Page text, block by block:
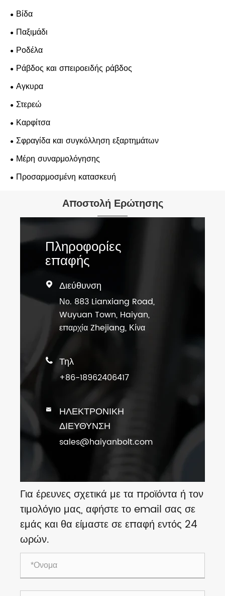
Βίδα
Παξιμάδι
Ροδέλα
Ράβδος και σπειροειδής ράβδος
Αγκυρα
Στερεώ
Καρφίτσα
Σφραγίδα και συγκόλληση εξαρτημάτων
Μέρη συναρμολόγησης
Προσαρμοσμένη κατασκευή
Αποστολή Ερώτησης
Πληροφορίες
επαφής
 Διεύθυνση
Νο. 883 Lianxiang Road,
Wuyuan Town, Haiyan,
επαρχία Zhejiang, Κίνα
 Τηλ
+86-18962406417

ΗΛΕΚΤΡΟΝΙΚΗ
ΔΙΕΥΘΥΝΣΗ
sales@haiyanbolt.com
Για έρευνες σχετικά με τα προϊόντα ή τον
τιμολόγιο μας, αφήστε το email σας σε
εμάς και θα είμαστε σε επαφή εντός 24
ωρών.